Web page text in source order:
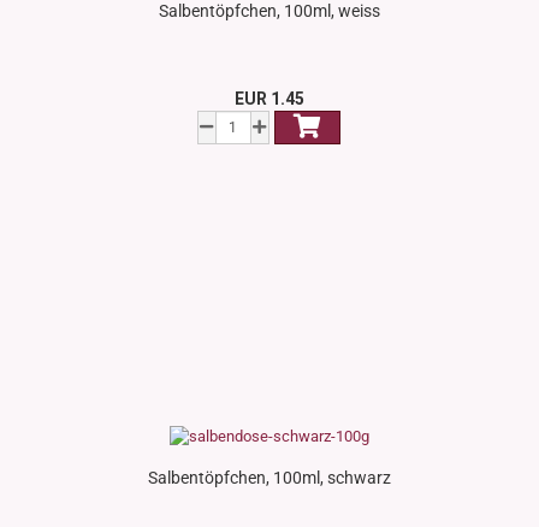
Salbentöpfchen, 100ml, weiss
EUR 1.45
Salbentöpfchen, 100ml, schwarz